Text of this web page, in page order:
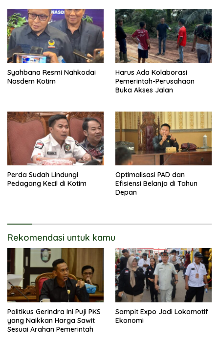
Syahbana Resmi Nahkodai
Nasdem Kotim
Harus Ada Kolaborasi
Pemerintah-Perusahaan
Buka Akses Jalan
Perda Sudah Lindungi
Pedagang Kecil di Kotim
Optimalisasi PAD dan
Efisiensi Belanja di Tahun
Depan
Rekomendasi untuk kamu
Politikus Gerindra Ini Puji PKS
yang Naikkan Harga Sawit
Sesuai Arahan Pemerintah
Sampit Expo Jadi Lokomotif
Ekonomi